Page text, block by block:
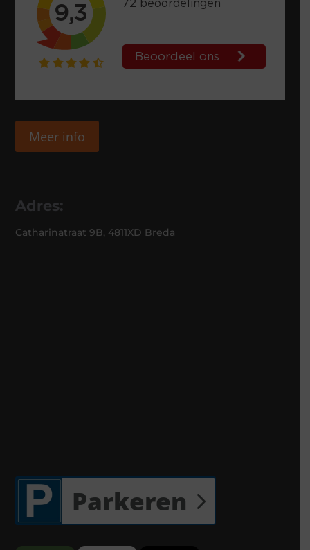
Meer info
Adres:
Catharinatraat 9B, 4811XD Breda
Parkeren